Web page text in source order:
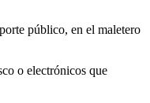
público, en el maletero
o electrónicos que